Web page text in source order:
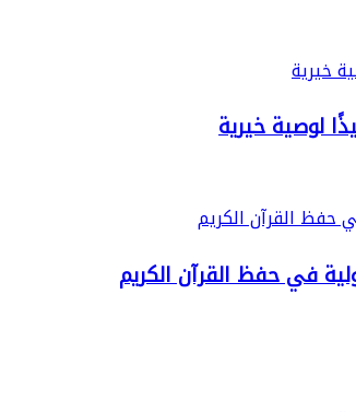
لوصية خيرية
في حفظ القرآن الكريم